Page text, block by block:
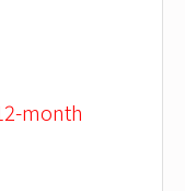
month